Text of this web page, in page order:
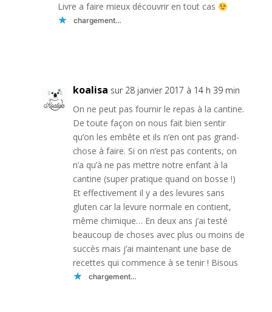
Livre a faire mieux découvrir en tout cas
chargement…
koalisa sur 28 janvier 2017 à 14 h 39 min
On ne peut pas fournir le repas à la cantine.
De toute façon on nous fait bien sentir
qu’on les embête et ils n’en ont pas grand-
chose à faire. Si on n’est pas contents, on
n’a qu’à ne pas mettre notre enfant à la
cantine (super pratique quand on bosse !)
Et effectivement il y a des levures sans
gluten car la levure normale en contient,
même chimique… En deux ans j’ai testé
beaucoup de choses avec plus ou moins de
succès mais j’ai maintenant une base de
recettes qui commence à se tenir ! Bisous
chargement…